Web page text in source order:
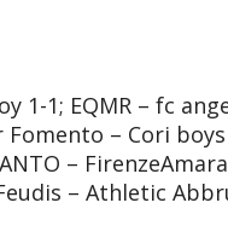
1-1; EQMR – fc
– Cori boys
–
– Athletic